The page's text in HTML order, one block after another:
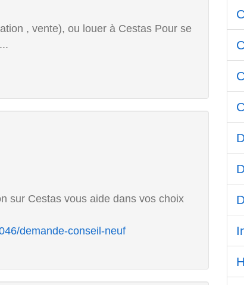
, vente), ou louer à Cestas Pour se
sur Cestas vous aide dans vos choix
demande-conseil-neuf